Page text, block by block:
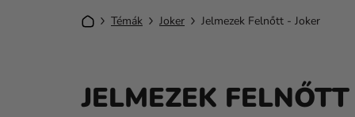
KezdőlapTémák Joker Jelmezek Felnőtt - Joker
JELMEZEK